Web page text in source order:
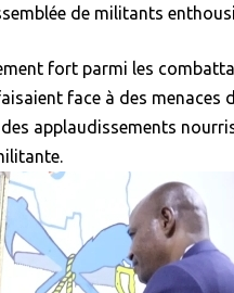
de militants
fort parmi les
face à des menaces
applaudissements